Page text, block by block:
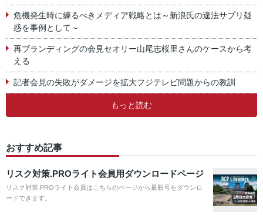
危機発生時に練るべきメディア戦略とは～新浪氏の違法サプリ疑
惑を事例として～
再ブランディングの会見セオリー山尾志桜里さんのケースから考
える
記者会見の失敗がダメージを拡大フジテレビ問題からの教訓
もっと読む
おすすめ記事
リスク対策.PROライト会員用ダウンロードページ
リスク対策.PROライト会員はこちらのページから最新号をダウンロ
ードできます。